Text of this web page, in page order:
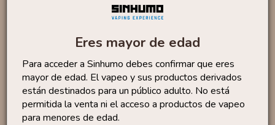
Eres mayor de edad
Para acceder a Sinhumo debes confirmar que eres
mayor de edad. El vapeo y sus productos derivados
están destinados para un público adulto. No está
permitida la venta ni el acceso a productos de vapeo
para menores de edad.
solo tengas que añadirNicokits Salts para
y obtener un total de 15 ml.
Bote de 30 mlque incluye 10 ml de aroma
solo tengas que añadir 2 Nicokits Salts para
Minilongfilly obtener un total de 30 ml.
Marca: Bombo E-liquids